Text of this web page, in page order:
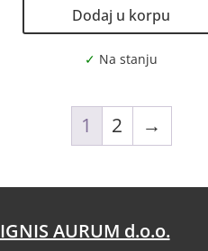
Dodaj u korpu
1 2 →
IGNIS AURUM d.o.o.